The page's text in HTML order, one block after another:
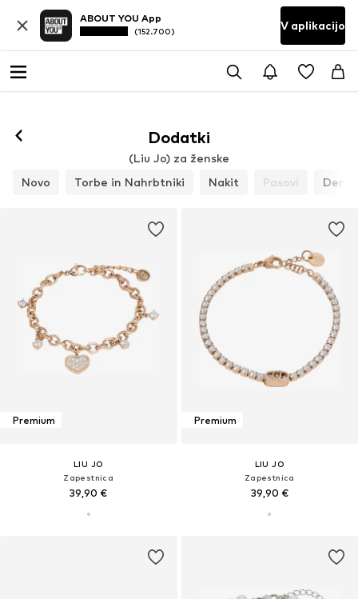
ABOUT YOU App
(152.700) V aplikacijo
Dodatki
(Liu Jo) za ženske
Novo
Torbe in Nahrbtniki Nakit Pasovi
Premium
LIU JO
Zapestnica
39,90 €
Premium
LIU JO
Zapestnica
39,90 €